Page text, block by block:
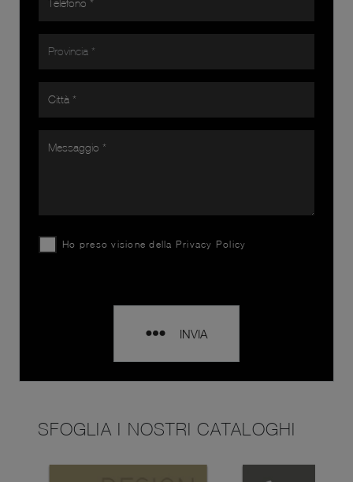
Ho preso visione della Privacy Policy
INVIA
SFOGLIA I NOSTRI CATALOGHI